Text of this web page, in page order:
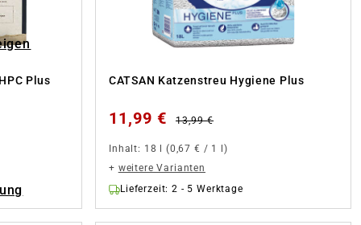
Plus
CATSAN Katzenstreu Hygiene Plus
11,99 € 13,99 €
Inhalt: 18 l (0,67 € / 1 l)
+ weitere Varianten
Lieferzeit: 2 - 5 Werktage